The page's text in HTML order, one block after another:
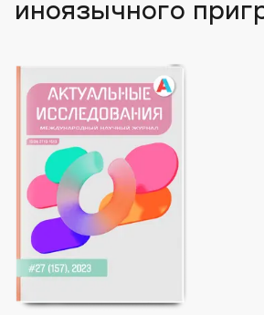
иноязычного